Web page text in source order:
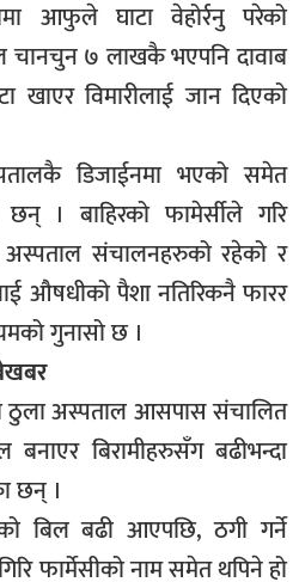
आफुले घाटा वेहोर्रनु परेको
चानचुन ७ लाखकै भएपनि दावाब
विमारीलाई जान दिएको
डिजाईनमा भएको समेत
। बाहिरको फामेर्सीले गरि
अस्पताल संचालनहरुको रहेको र
औषधीको पैशा नतिरिकनै फारर
गुनासो छ ।
ठुला अस्पताल आसपास संचालित
बिरामीहरुसँग बढीभन्दा
छन् ।
बिल बढी आएपछि, ठगी गर्ने
फार्मेसीको नाम समेत थपिने हो